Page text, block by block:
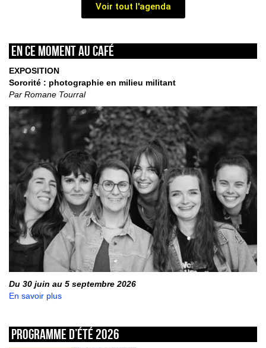
Voir tout l'agenda
En ce moment au café
EXPOSITION
Sororité : photographie en milieu militant
Par Romane Tourral
Du 30 juin au 5 septembre 2026
En savoir plus
Programme d’été 2026